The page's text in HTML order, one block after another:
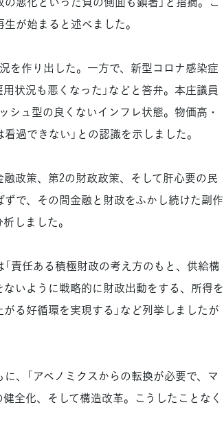
が始まると述べました。
を作り出した。一方で、新型コロナ感染症
状況も悪くなった」などと答弁。本庄議員
シュ型の良くないインフレ状態。物価高・
過できない」との認識を示しました。
政策、第2の財政政策、そして肝心要の民
で、その間金融と財政をふかし続けた副作
しました。
責任ある積極財政の考え方のもと、供給構
いように戦略的に財政出動をする、所得を
る好循環を実現する」など列挙しましたが
、「アベノミクスからの転換が必要で、マ
全化、そして構造改革。こうしたことなく